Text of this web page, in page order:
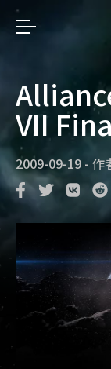
VII
2009-09-19 - 作